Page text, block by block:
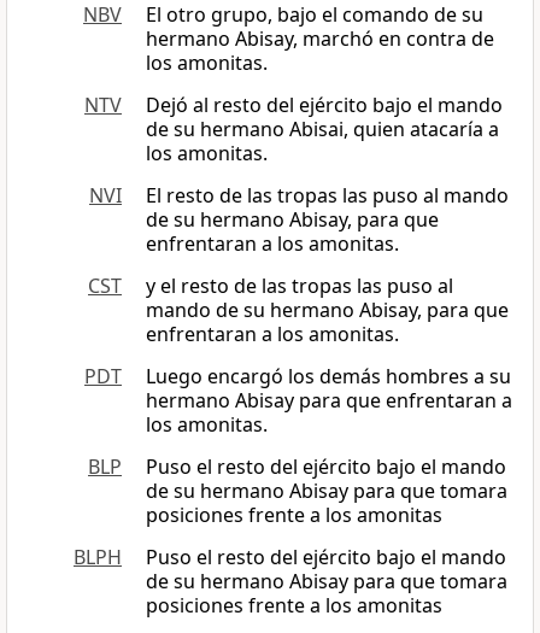
NBV
El otro grupo, bajo el comando de su
hermano Abisay, marchó en contra de
los amonitas.
NTV
Dejó al resto del ejército bajo el mando
de su hermano Abisai, quien atacaría a
los amonitas.
NVI
El resto de las tropas las puso al mando
de su hermano Abisay, para que
enfrentaran a los amonitas.
CST
y el resto de las tropas las puso al
mando de su hermano Abisay, para que
enfrentaran a los amonitas.
PDT
Luego encargó los demás hombres a su
hermano Abisay para que enfrentaran a
los amonitas.
BLP
Puso el resto del ejército bajo el mando
de su hermano Abisay para que tomara
posiciones frente a los amonitas
BLPH
Puso el resto del ejército bajo el mando
de su hermano Abisay para que tomara
posiciones frente a los amonitas